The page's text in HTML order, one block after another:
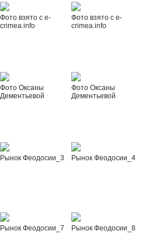
Фото взято с e-
crimea.info
Фото взято с e-
crimea.info
Фото Оксаны
Дементьевой
Фото Оксаны
Дементьевой
Рынок Феодосии_3 Рынок Феодосии_4
Рынок Феодосии_7 Рынок Феодосии_8